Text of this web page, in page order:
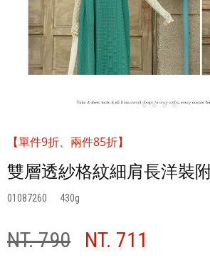
【單件9折、兩件85折】
雙層透紗格紋細肩長洋裝
01087260 430
NT. 790 NT. 711